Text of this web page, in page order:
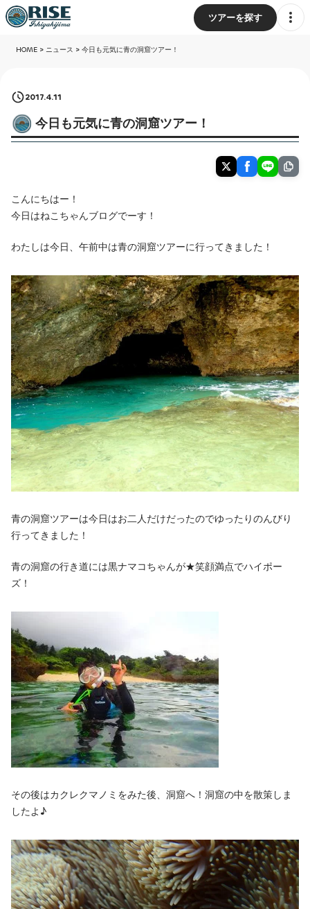
ツアーを探す
HOME> ニュース > 今日も元気に青の洞窟ツアー！
2017.4.11
今日も元気に青の洞窟ツアー！
こんにちはー！
今日はねこちゃんブログでーす！
わたしは今日、午前中は青の洞窟ツアーに行ってきました！
青の洞窟ツアーは今日はお二人だけだったのでゆったりのんびり
行ってきました！
青の洞窟の行き道には黒ナマコちゃんが★笑顔満点でハイポー
ズ！
その後はカクレクマノミをみた後、洞窟へ！洞窟の中を散策しま
したよ♪